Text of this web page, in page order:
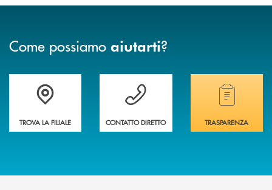
Come possiamo aiutarti?
Accedi all' elenco completo delle filiali della banca.
TROVA LA FILIALE
Hai bisogno di assistenza immediata?
CONTATTO DIRETTO
Hai bisogno di
TRASPARENZA